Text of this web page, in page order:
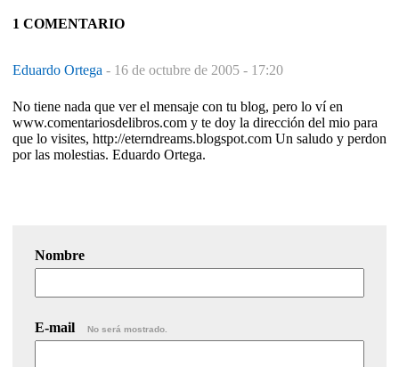
1 COMENTARIO
Eduardo Ortega - 16 de octubre de 2005 - 17:20
No tiene nada que ver el mensaje con tu blog, pero lo ví en
www.comentariosdelibros.com y te doy la dirección del mio para
que lo visites, http://eterndreams.blogspot.com Un saludo y perdon
por las molestias. Eduardo Ortega.
Nombre
E-mail No será mostrado.